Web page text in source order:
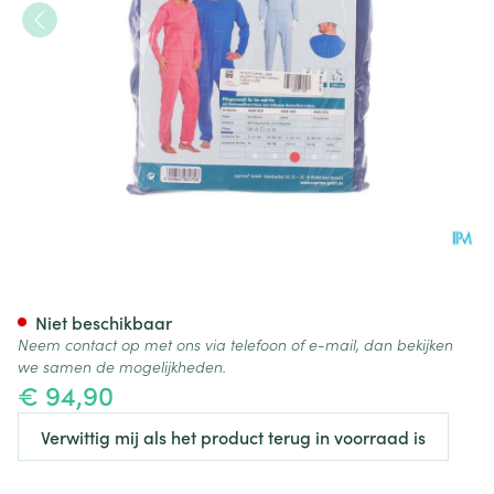
€ 94,90
Verwittig mij als het product terug in voorraad is
Niet beschikbaar
Neem contact op met ons via telefoon of e-mail, dan bekijken
we samen de mogelijkheden.